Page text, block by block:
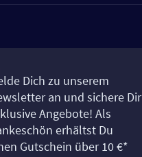
Dich zu unserem
an und sichere Dir
Angebote! Als
erhältst Du
Gutschein über 10 €*